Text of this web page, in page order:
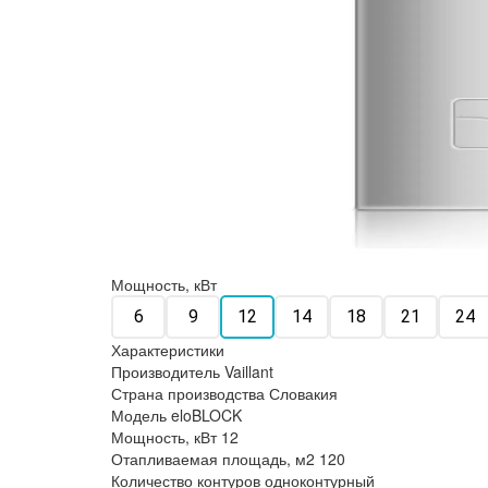
Мощность, кВт
6 9 12 14 18 21 24
Характеристики
Производитель Vaillant
Страна производства Словакия
Модель eloBLOCK
Мощность, кВт 12
Отапливаемая площадь, м2 120
Количество контуров одноконтурный